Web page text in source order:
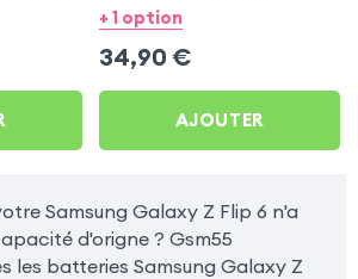
4000mAh pour Samsung
+ 1 option
34,90 €
AJOUTER
Samsung Galaxy Z Flip 6 n'a
d'origne ? Gsm55
les batteries Samsung Galaxy Z